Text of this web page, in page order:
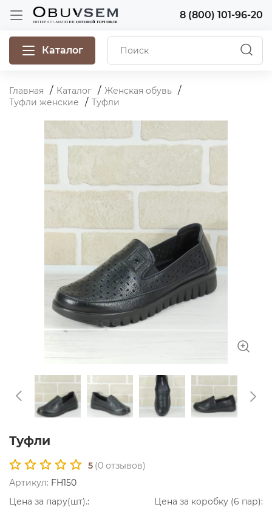
8 (800) 101-96-20
Каталог
Главная Каталог
Женская обувь
Туфли женские
Туфли
Туфли
5 (0 отзывов)
Артикул: FH150
Цена за пару(шт).:
Цена за коробку (6 пар):